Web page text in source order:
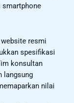
smartphone
resmi
spesifikasi
konsultan
langsung
nilai